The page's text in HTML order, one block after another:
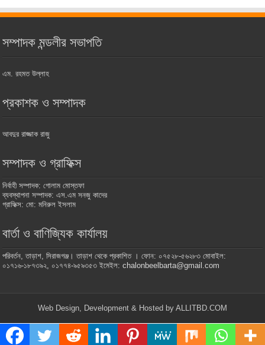
সম্পাদক মন্ডলীর সভাপতি
এম. রহমত উল্লাহ
প্রকাশক ও সম্পাদক
আবদুর রাজ্জাক রাজু
সম্পাদক ও গ্রাফিক্স
নির্বাহী সম্পাদক: গোলাম মোস্তফা
ব্যবস্থাপনা সম্পাদক: এস.এম সনজু কাদের
গ্রাফিক্স: মো: মনিরুল ইসলাম
বার্তা ও বাণিজ্যিক কার্যালয়
পরিবর্তন, তাড়াশ, সিরাজগঞ্জ। তাড়াশ থেকে প্রকাশিত । ফোন: ০৭৫২৮-৫৬২৮৩ মোবাইল:
০১৭১৬-১৮৭৩৯২, ০১৭৭৪-৯৫৯৩৫৩ ইমেইল: chalonbeelbarta@gmail.com
Web Design, Development & Hosted by ALLITBD.COM